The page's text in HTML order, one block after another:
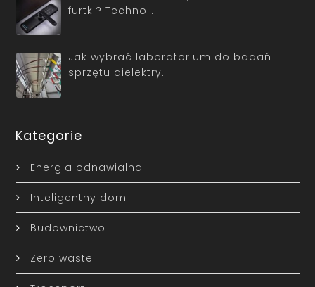
furtki? Techno…
Jak wybrać laboratorium do badań
sprzętu dielektry…
Kategorie
Energia odnawialna
Inteligentny dom
Budownictwo
Zero waste